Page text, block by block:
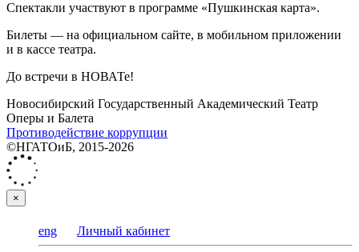
Спектакли участвуют в программе «Пушкинская карта».
Билеты — на официальном сайте, в мобильном приложении
и в кассе театра.
До встречи в НОВАТе!
Новосибирский Государственный Академический Театр
Оперы и Балета
Противодействие коррупции
©НГАТОиБ, 2015-2026
×
eng Личный кабинет